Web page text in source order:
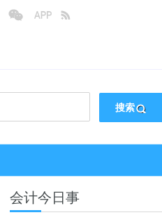
搜索
会计今日事